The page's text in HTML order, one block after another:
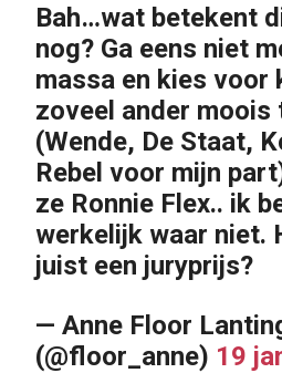
Bah…wat betekent
nog? Ga eens niet
massa en kies voor
zoveel ander moois
(Wende, De Staat,
Rebel voor mijn
ze Ronnie Flex.. ik
werkelijk waar niet.
juist een juryprijs?
— Anne Floor
(@floor_anne) 19